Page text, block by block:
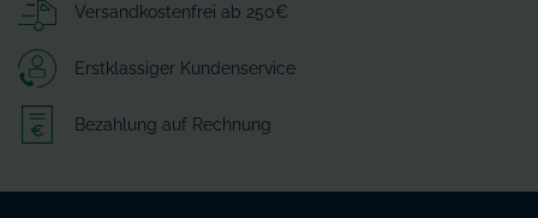
Versandkostenfrei ab 250€
Erstklassiger Kundenservice
Bezahlung auf Rechnung